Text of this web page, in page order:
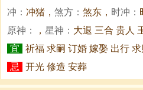
冲： 冲猪， 煞方： 煞东， 时冲：
原神：
， 星神： 大退 三合 贵人
宜
祈福 求嗣 订婚 嫁娶 出行
忌
开光 修造 安葬